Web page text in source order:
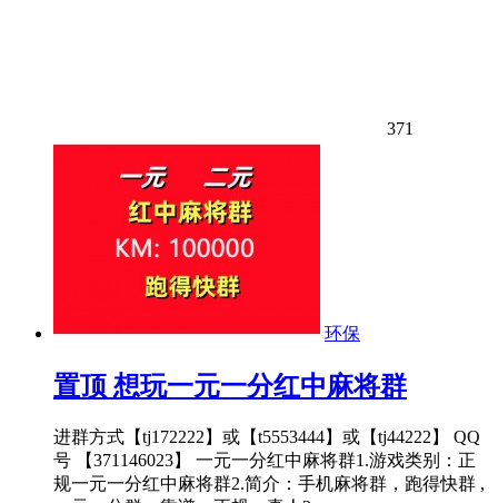
371
环保
置顶 想玩一元一分红中麻将群
进群方式【tj172222】或【t5553444】或【tj44222】 QQ
号 【371146023】 一元一分红中麻将群1.游戏类别：正
规一元一分红中麻将群2.简介：手机麻将群，跑得快群 ,